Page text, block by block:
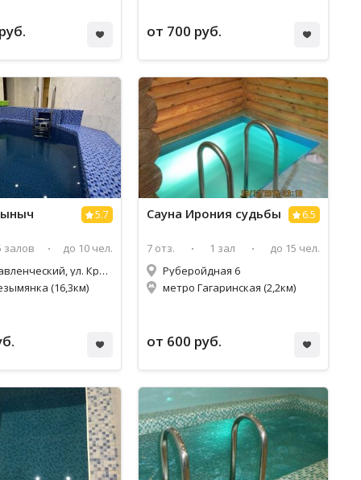
от 700 руб.
5.7
залов
до 10 чел.
пос. Управленческий, ул. Красноглинское ш. 1а
(16,3км)
6.5
Сауна Ирония судьбы
7 отз. 1 зал
до 15 чел.
Руберойдная 6
метро Гагаринская (2,2км)
от 600 руб.